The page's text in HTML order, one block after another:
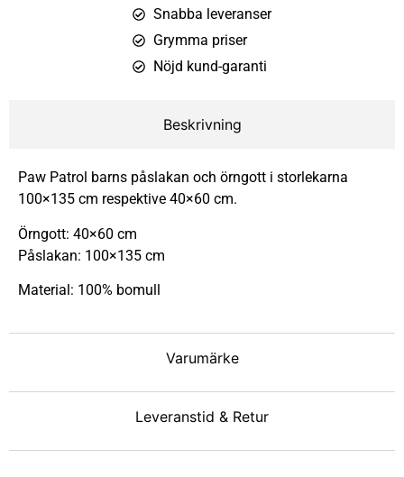
Snabba leveranser
Grymma priser
Nöjd kund-garanti
Beskrivning
Varumärke
Leveranstid & Retur
Paw Patrol barns påslakan och örngott i storlekarna
100×135 cm respektive 40×60 cm.
Örngott: 40×60 cm
Påslakan: 100×135 cm
Material: 100% bomull